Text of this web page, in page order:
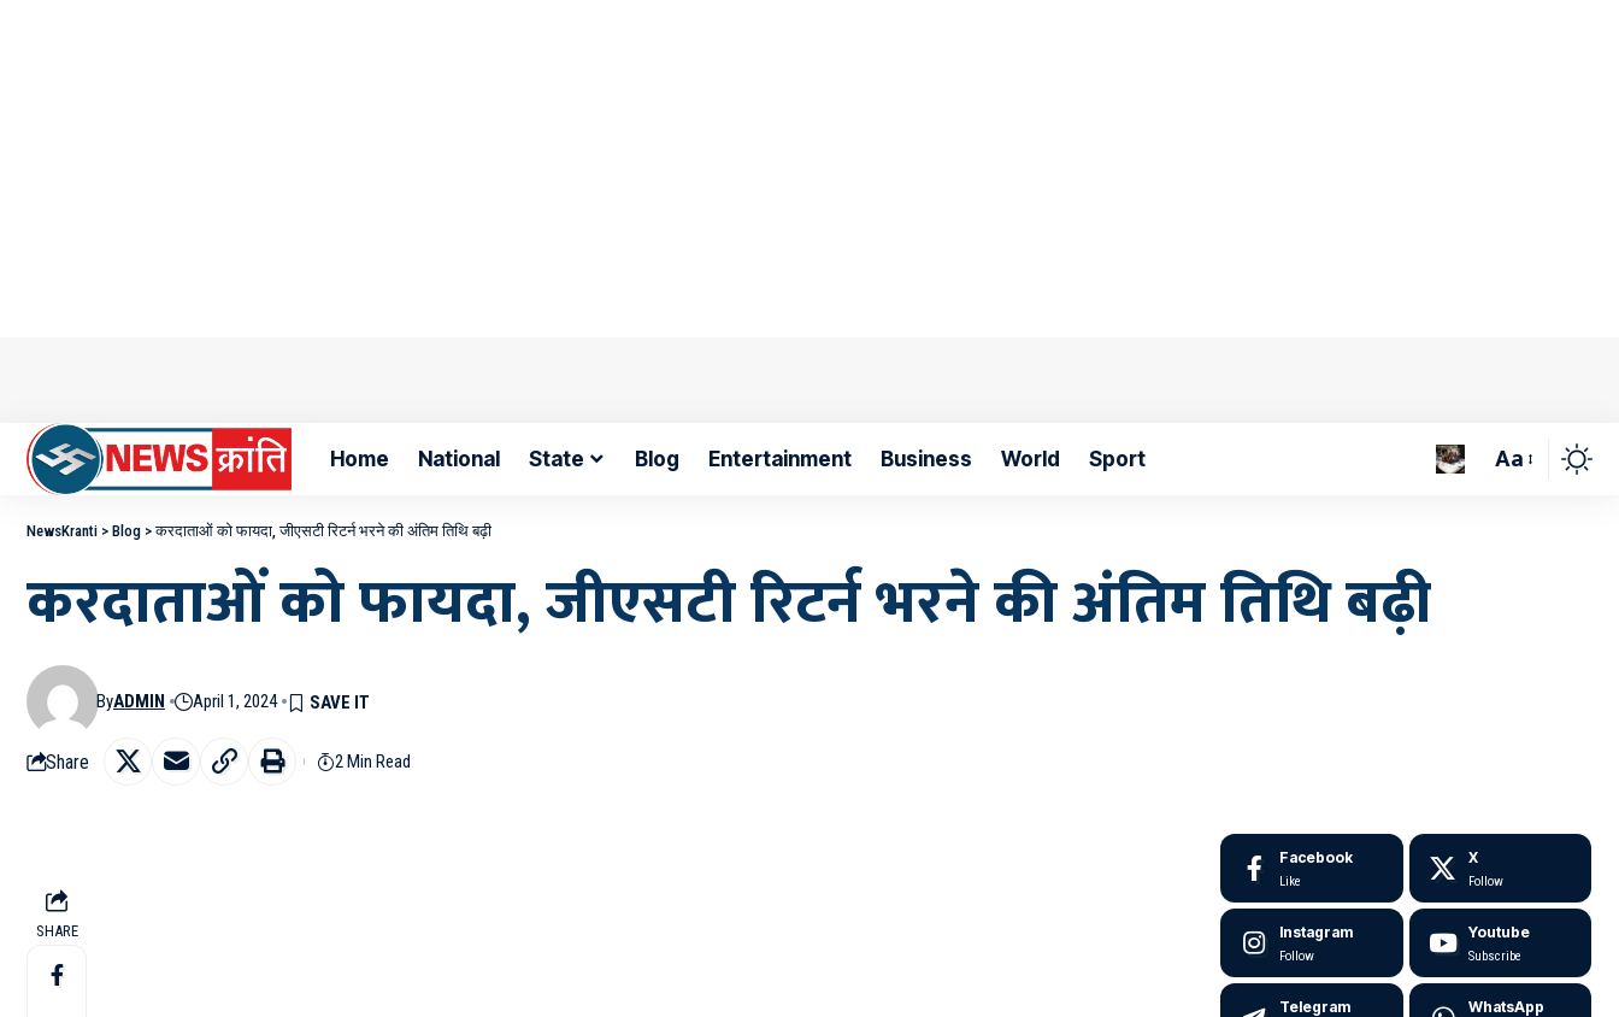
Home National State Blog Entertainment Business World Sport Aa
NewsKranti > Blog >करदाताओं को फायदा, जीएसटी रिटर्न भरने की अंतिम तिथि बढ़ी
करदाताओं को फायदा, जीएसटी रिटर्न भरने की अंतिम तिथि बढ़ी
ByADMIN April 1, 2024
Share 2 Min Read
SHARE
Facebook
Like
X
Follow
Instagram
Follow
Youtube
Subscribe
Telegram WhatsApp